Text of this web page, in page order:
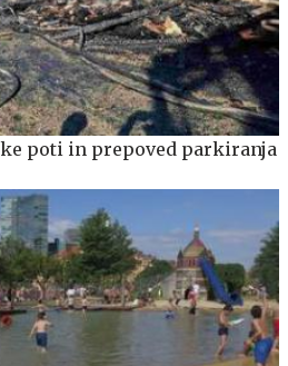
poti in prepoved parkiranja